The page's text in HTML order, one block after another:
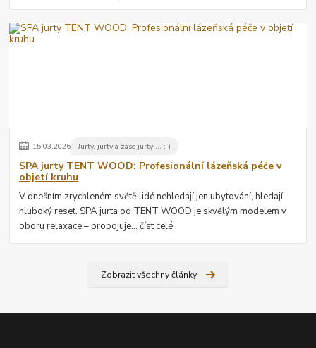
15.03.2026 Jurty, jurty a zase jurty ... :-)
SPA jurty TENT WOOD: Profesionální lázeňská péče v
objetí kruhu
V dnešním zrychleném světě lidé nehledají jen ubytování, hledají
hluboký reset. SPA jurta od TENT WOOD je skvělým modelem v
oboru relaxace – propojuje...číst celé
Zobrazit všechny články